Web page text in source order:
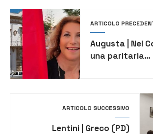
ARTICOLO
Augusta | Nel
una paritaria
ARTICOLO SUCCESSIVO
Lentini | Greco (PD)